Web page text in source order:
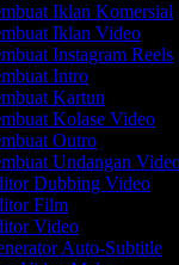
Iklan Komersial
Iklan Video
Instagram Reels
Intro
Kartun
Kolase Video
Outro
Undangan Video
Dubbing Video
Film
Video
Auto-Subtitle